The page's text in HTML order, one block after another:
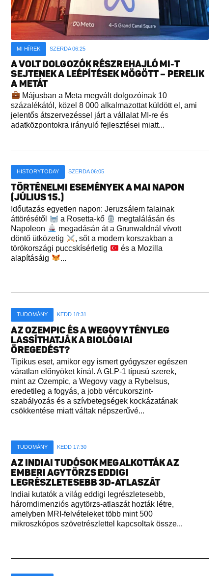
MI HÍREK SZERDA 06:25
A VOLT DOLGOZÓK RÉSZREHAJLÓ MI-T
SEJTENEK A LEÉPÍTÉSEK MÖGÖTT – PERELIK
A METÁT
Májusban a Meta megvált dolgozóinak 10
százalékától, közel 8 000 alkalmazottat küldött el, ami
jelentős átszervezéssel járt a vállalat MI-re és
adatközpontokra irányuló fejlesztései miatt...
HISTORYTODAY SZERDA 06:05
TÖRTÉNELMI ESEMÉNYEK A MAI NAPON
(JÚLIUS 15.)
Időutazás egyetlen napon: Jeruzsálem falainak
áttörésétől
a Rosetta-kő
megtalálásán és
Napoleon
megadásán át a Grunwaldnál vívott
döntő ütközetig
, sőt a modern korszakban a
törökországi puccskísérletig
és a Mozilla
alapításáig
...
TUDOMÁNY KEDD 18:31
AZ OZEMPIC ÉS A WEGOVY TÉNYLEG
LASSÍTHATJÁK A BIOLÓGIAI
ÖREGEDÉST?
Tipikus eset, amikor egy ismert gyógyszer egészen
váratlan előnyöket kínál. A GLP-1 típusú szerek,
mint az Ozempic, a Wegovy vagy a Rybelsus,
eredetileg a fogyás, a jobb vércukorszint-
szabályozás és a szívbetegségek kockázatának
csökkentése miatt váltak népszerűvé...
TUDOMÁNY KEDD 17:30
AZ INDIAI TUDÓSOK MEGALKOTTÁK AZ
EMBERI AGYTÖRZS EDDIGI
LEGRÉSZLETESEBB 3D-ATLASZÁT
Indiai kutatók a világ eddigi legrészletesebb,
háromdimenziós agytörzs-atlaszát hozták létre,
amelyben MRI-felvételeket több mint 500
mikroszkópos szövetrészlettel kapcsoltak össze...